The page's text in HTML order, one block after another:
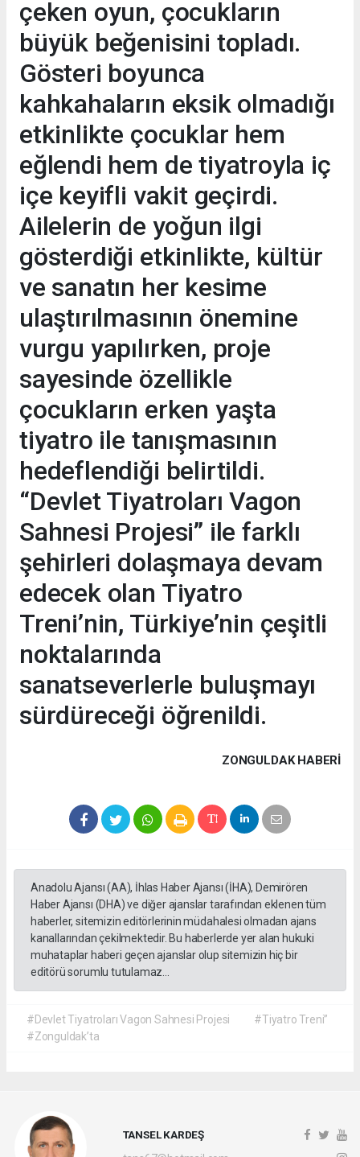
çeken oyun, çocukların
büyük beğenisini topladı.
Gösteri boyunca
kahkahaların eksik olmadığı
etkinlikte çocuklar hem
eğlendi hem de tiyatroyla iç
içe keyifli vakit geçirdi.
Ailelerin de yoğun ilgi
gösterdiği etkinlikte, kültür
ve sanatın her kesime
ulaştırılmasının önemine
vurgu yapılırken, proje
sayesinde özellikle
çocukların erken yaşta
tiyatro ile tanışmasının
hedeflendiği belirtildi.
“Devlet Tiyatroları Vagon
Sahnesi Projesi” ile farklı
şehirleri dolaşmaya devam
edecek olan Tiyatro
Treni’nin, Türkiye’nin çeşitli
noktalarında
sanatseverlerle buluşmayı
sürdüreceği öğrenildi.
ZONGULDAK HABERİ
Anadolu Ajansı (AA), İhlas Haber Ajansı (İHA), Demirören
Haber Ajansı (DHA) ve diğer ajanslar tarafından eklenen tüm
haberler, sitemizin editörlerinin müdahalesi olmadan ajans
kanallarından çekilmektedir. Bu haberlerde yer alan hukuki
muhataplar haberi geçen ajanslar olup sitemizin hiç bir
editörü sorumlu tutulamaz...
#Devlet Tiyatroları Vagon Sahnesi Projesi
#Tiyatro Treni”
#Zonguldak’ta
TANSEL KARDEŞ